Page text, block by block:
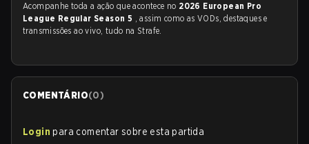
Acompanhe toda a ação que acontece no 2026 European Pro
League Regular Season 5 , assim como as VODs, destaques e
transmissões ao vivo, tudo na Strafe.
COMENTÁRIO(0)
Login para comentar sobre esta partida